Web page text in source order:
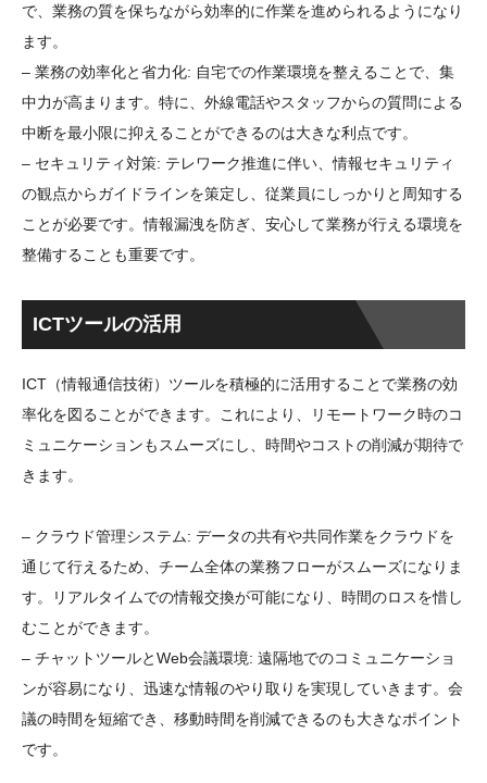
で、業務の質を保ちながら効率的に作業を進められるようになり
ます。
– 業務の効率化と省力化: 自宅での作業環境を整えることで、集
中力が高まります。特に、外線電話やスタッフからの質問による
中断を最小限に抑えることができるのは大きな利点です。
– セキュリティ対策: テレワーク推進に伴い、情報セキュリティ
の観点からガイドラインを策定し、従業員にしっかりと周知する
ことが必要です。情報漏洩を防ぎ、安心して業務が行える環境を
整備することも重要です。
ICTツールの活用
ICT（情報通信技術）ツールを積極的に活用することで業務の効
率化を図ることができます。これにより、リモートワーク時のコ
ミュニケーションもスムーズにし、時間やコストの削減が期待で
きます。
– クラウド管理システム: データの共有や共同作業をクラウドを
通じて行えるため、チーム全体の業務フローがスムーズになりま
す。リアルタイムでの情報交換が可能になり、時間のロスを惜し
むことができます。
– チャットツールとWeb会議環境: 遠隔地でのコミュニケーショ
ンが容易になり、迅速な情報のやり取りを実現していきます。会
議の時間を短縮でき、移動時間を削減できるのも大きなポイント
です。